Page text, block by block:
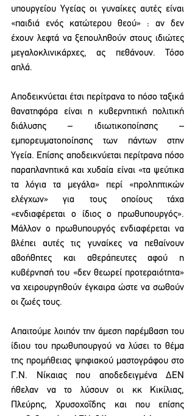
υπουργείου Υγείας οι γυναίκες αυτές είναι
«παιδιά ενός κατώτερου θεού» : αν δεν
έχουν λεφτά να ξεπουληθούν στους ιδιώτες
μεγαλοκλινικάρχες, ας πεθάνουν. Τόσο
απλά.
Αποδεικνύεται έτσι περίτρανα το πόσο ταξικά
θανατηφόρα είναι η κυβερνητική πολιτική
διάλυσης – ιδιωτικοποίησης –
εμπορευματοποίησης των πάντων στην
Υγεία. Επίσης αποδεικνύεται περίτρανα πόσο
παραπλανητικά και χυδαία είναι «τα ψεύτικα
τα λόγια τα μεγάλα» περί «προληπτικών
ελέγχων» για τους οποίους τάχα
«ενδιαφέρεται ο ίδιος ο πρωθυπουργός».
Μάλλον ο πρωθυπουργός ενδιαφέρεται να
βλέπει αυτές τις γυναίκες να πεθαίνουν
αβοήθητες και αθεράπευτες αφού η
κυβέρνησή του «δεν θεωρεί προτεραιότητα»
να χειρουργηθούν έγκαιρα ώστε να σωθούν
οι ζωές τους.
Απαιτούμε λοιπόν την άμεση παρέμβαση του
ίδιου του πρωθυπουργού να λύσει το θέμα
της προμήθειας ψηφιακού μαστογράφου στο
Γ.Ν. Νίκαιας που αποδεδειγμένα ΔΕΝ
ήθελαν να το λύσουν οι κκ Κικίλιας,
Πλεύρης, Χρυσοχοΐδης και που επίσης